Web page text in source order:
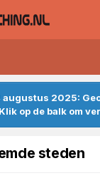
augustus 2025:
op de balk om
steden